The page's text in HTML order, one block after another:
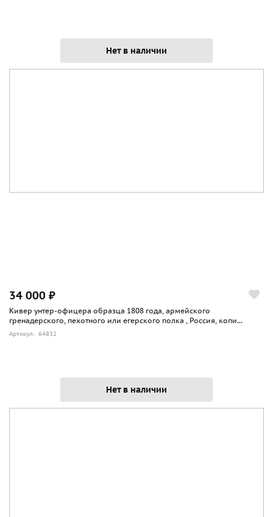
Нет в наличии
34 000 ₽
Кивер унтер-офицера образца 1808 года, армейского
гренадерского, пехотного или егерского полка , Россия, копи...
Артикул: 64832
Нет в наличии